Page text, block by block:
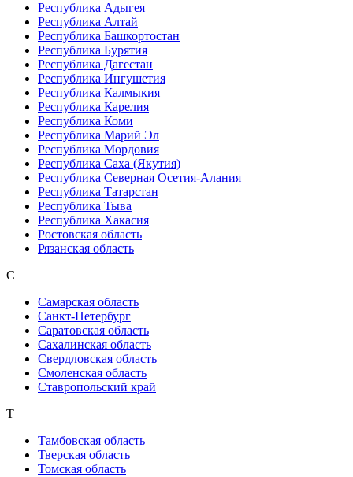
Республика Адыгея
Республика Алтай
Республика Башкортостан
Республика Бурятия
Республика Дагестан
Республика Ингушетия
Республика Калмыкия
Республика Карелия
Республика Коми
Республика Марий Эл
Республика Мордовия
Республика Саха (Якутия)
Республика Северная Осетия-Алания
Республика Татарстан
Республика Тыва
Республика Хакасия
Ростовская область
Рязанская область
С
Самарская область
Санкт-Петербург
Саратовская область
Сахалинская область
Свердловская область
Смоленская область
Ставропольский край
Т
Тамбовская область
Тверская область
Томская область